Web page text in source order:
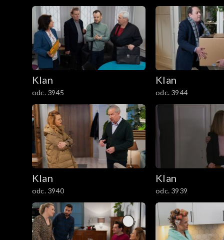
401–500
301–400
201–300
101–200
1–100
Klan
odc. 3945
Klan
odc. 3944
Klan
odc. 3940
Klan
odc. 3939